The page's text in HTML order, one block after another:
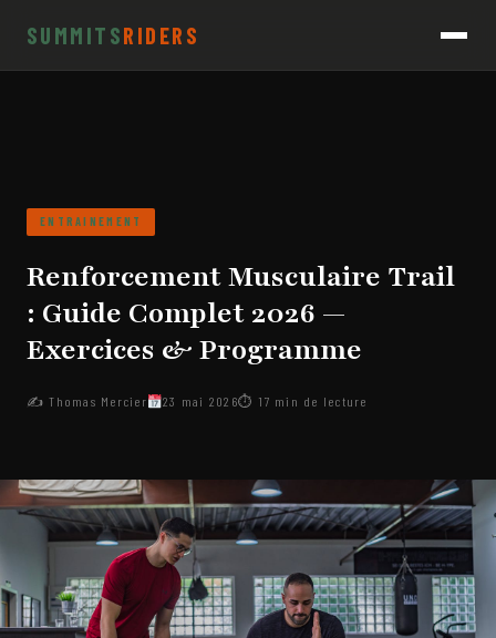
SUMMITSRIDERS
ENTRAINEMENT
Renforcement Musculaire Trail
: Guide Complet 2026 —
Exercices & Programme
✍️ Thomas Mercier 23 mai 2026⏱ 17 min de lecture